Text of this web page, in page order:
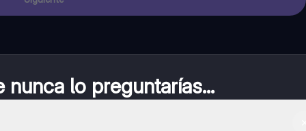
nunca lo preguntarías...